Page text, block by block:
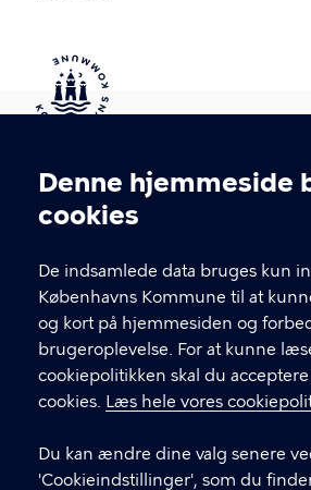
Denne hjemmeside
cookies
De indsamlede data bruges kun
Københavns Kommune til at
og kort på hjemmesiden og
brugeroplevelse. For at kunne
cookiepolitikken skal du
cookies. Læs hele vores
Du kan ændre dine valg senere
'Cookieindstillinger', som du
Kontakt Københavns
T
fFind andre kontakter her
CVR-nummer64942212
GENVEJE
Digital Post